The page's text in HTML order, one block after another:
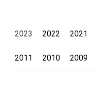
2023 2022 2021
2011 2010 2009